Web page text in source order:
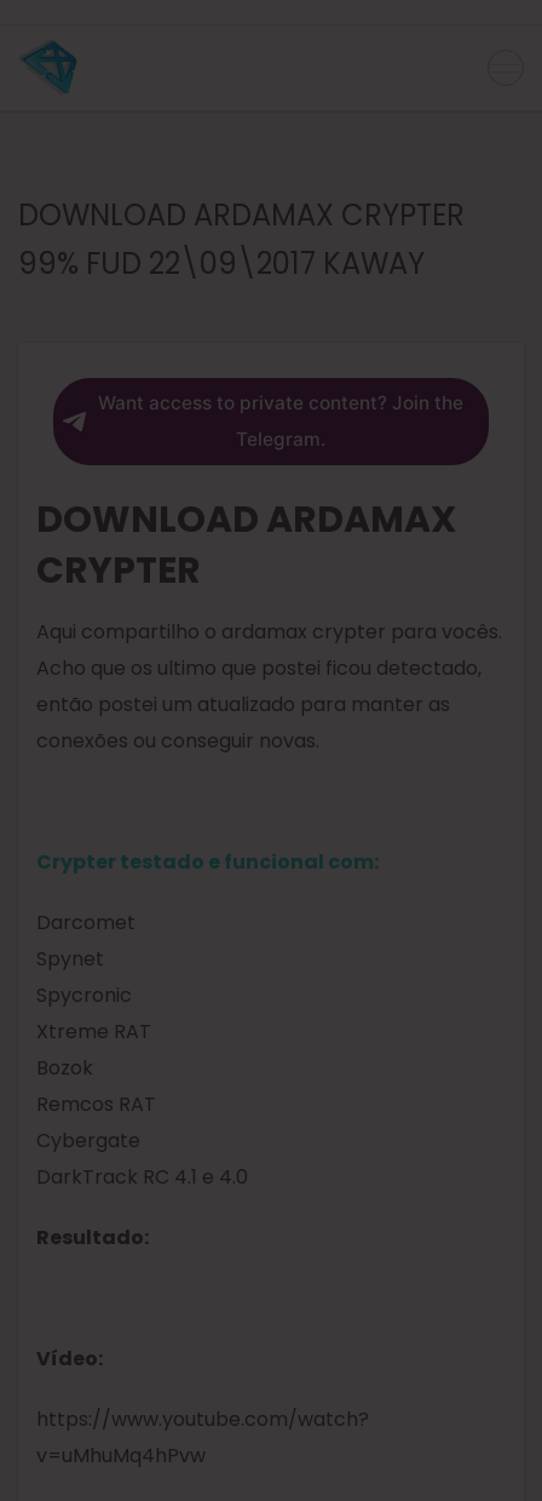
DOWNLOAD ARDAMAX CRYPTER
99% FUD 22\09\2017 KAWAY
Want access to private content? Join the
Telegram.
DOWNLOAD ARDAMAX
CRYPTER
Aqui compartilho o ardamax crypter para vocês.
Acho que os ultimo que postei ficou detectado,
então postei um atualizado para manter as
conexões ou conseguir novas.
Crypter testado e funcional com:
Darcomet
Spynet
Spycronic
Xtreme RAT
Bozok
Remcos RAT
Cybergate
DarkTrack RC 4.1 e 4.0
Resultado:
Vídeo:
https://www.youtube.com/watch?
v=uMhuMq4hPvw